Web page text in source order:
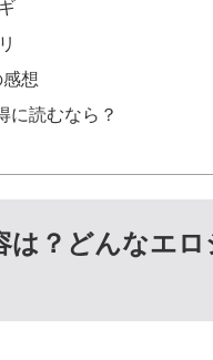
感想
に読むなら？
は？どんなエ